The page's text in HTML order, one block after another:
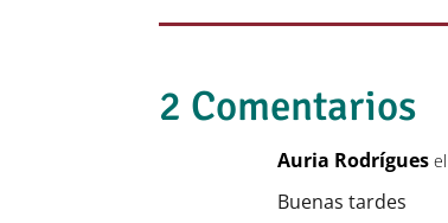
2 Comentarios
Auria Rodrígues
Buenas tardes